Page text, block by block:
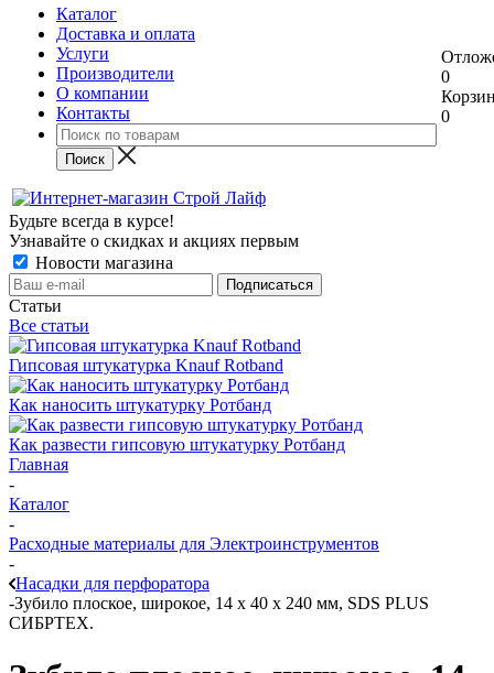
Каталог
Доставка и оплата
Услуги
Производители
О компании
Контакты
0
0
Будьте всегда в курсе!
Узнавайте о скидках и акциях первым
Новости магазина
Статьи
Все статьи
Гипсовая штукатурка Knauf Rotband
Как наносить штукатурку Ротбанд
Как развести гипсовую штукатурку Ротбанд
Главная
-
Каталог
-
Расходные материалы для Электроинструментов
-
Насадки для перфоратора
-Зубило плоское, широкое, 14 х 40 х 240 мм, SDS PLUS
СИБРТЕХ.